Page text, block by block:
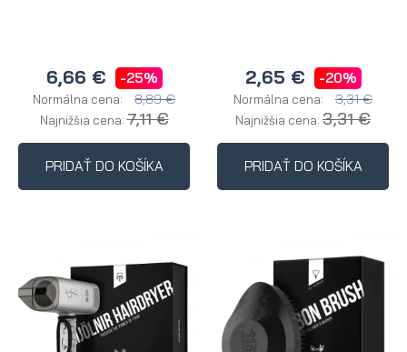
6,66 € -25%
Normálna cena: 8,89 €
Najnižšia cena:7,11 €
PRIDAŤ DO KOŠÍKA
2,65 € -20%
Normálna cena: 3,31 €
Najnižšia cena: 3,31 €
PRIDAŤ DO KOŠÍKA